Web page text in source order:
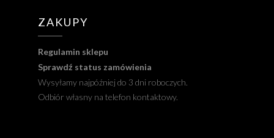
ZAKUPY
Regulamin sklepu
Sprawdź status zamówienia
Wysyłamy najpóźniej do 3 dni roboczych.
Odbiór własny na telefon kontaktowy.